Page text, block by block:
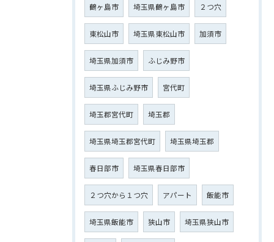
鶴ヶ島市 埼玉県鶴ヶ島市 ２つ穴
東松山市 埼玉県東松山市 加須市
埼玉県加須市 ふじみ野市
埼玉県ふじみ野市 宮代町
埼玉郡宮代町 埼玉郡
埼玉県埼玉郡宮代町 埼玉県埼玉郡
春日部市 埼玉県春日部市
２つ穴から１つ穴 アパート 飯能市
埼玉県飯能市 狭山市 埼玉県狭山市